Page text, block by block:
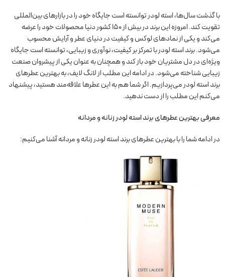
با گذشت سال‌ها، استه لودر توانسته است جایگاه خود را در بازارهای بین‌المللی
تقویت کند. امروزه این برند در بیش از 150 کشور دنیا محصولات خود را عرضه
می‌کند و یکی از نمادهای لوکس و کیفیت در دنیای عطر و آرایش محسوب
می‌شود. برند استه لودر با تمرکز بر کیفیت، نوآوری و زیبایی، توانسته است جایگاه
ویژه‌ای در دل مشتریان خود باز کند و همچنان به عنوان یکی از پیشروان صنعت
زیبایی شناخته می‌شود. در ادامه این مطلب از لانگ لایف، به بهترین عطرهای
برند استه لودر می‌پردازیم. اگر شما هم به این عطرها علاقه‌مند هستید، پیشنهاد
می‌کنم این مطلب را از دست ندهید.
معرفی بهترین عطرهای برند استه لودرزنانه و مردانه
در ادامه شما را با بهترین عطرهای برند استه لودر زنانه و مردانه آشنا می‌کنیم: